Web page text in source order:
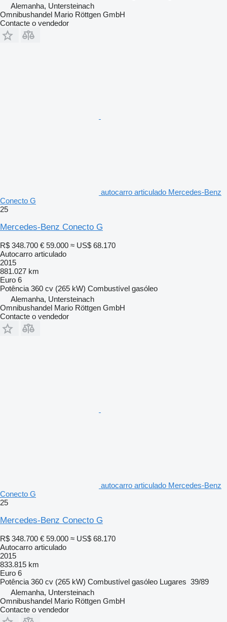
Alemanha, Untersteinach
Omnibushandel Mario Röttgen GmbH
Contacte o vendedor
autocarro articulado Mercedes-Benz
Conecto G
25
Mercedes-Benz Conecto G
R$ 348.700 € 59.000 ≈ US$ 68.170
Autocarro articulado
2015
881.027 km
Euro 6
Potência 360 cv (265 kW) Combustível gasóleo
Alemanha, Untersteinach
Omnibushandel Mario Röttgen GmbH
Contacte o vendedor
autocarro articulado Mercedes-Benz
Conecto G
25
Mercedes-Benz Conecto G
R$ 348.700 € 59.000 ≈ US$ 68.170
Autocarro articulado
2015
833.815 km
Euro 6
Potência 360 cv (265 kW) Combustível gasóleo Lugares 39/89
Alemanha, Untersteinach
Omnibushandel Mario Röttgen GmbH
Contacte o vendedor